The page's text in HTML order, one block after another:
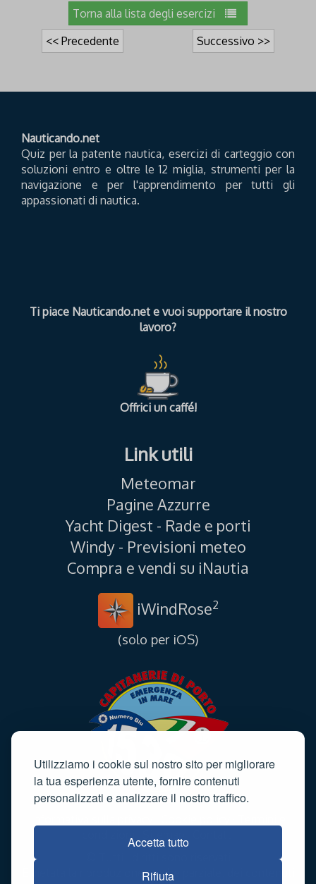
Utilizziamo i cookie sul nostro sito per migliorare
la tua esperienza utente, fornire contenuti
personalizzati e analizzare il nostro traffico.
Accetta tutto
Rifiuta
Torna alla lista degli esercizi
<< Precedente
Successivo >>
Nauticando.net
Quiz per la patente nautica, esercizi di carteggio con
soluzioni entro e oltre le 12 miglia, strumenti per la
navigazione e per l'apprendimento per tutti gli
appassionati di nautica.
Ti piace Nauticando.net e vuoi supportare il nostro
lavoro?
Offrici un caffé!
Link utili
Meteomar
Pagine Azzurre
Yacht Digest - Rade e porti
Windy - Previsioni meteo
Compra e vendi su iNautia
iWindRose2
(solo per iOS)
È vietata la riproduzione, anche parziale, dei contenuti